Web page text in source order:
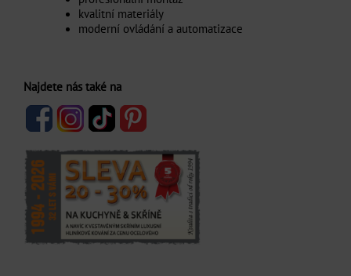
kvalitní materiály
moderní ovládání a automatizace
Najdete nás také na